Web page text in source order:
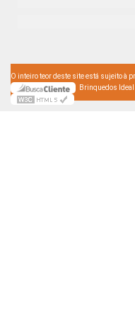
O inteiro teor deste site está sujeito à
Brinquedos